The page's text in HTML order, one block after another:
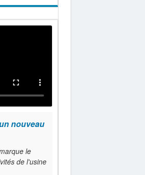
nouveau
le
de l'usine